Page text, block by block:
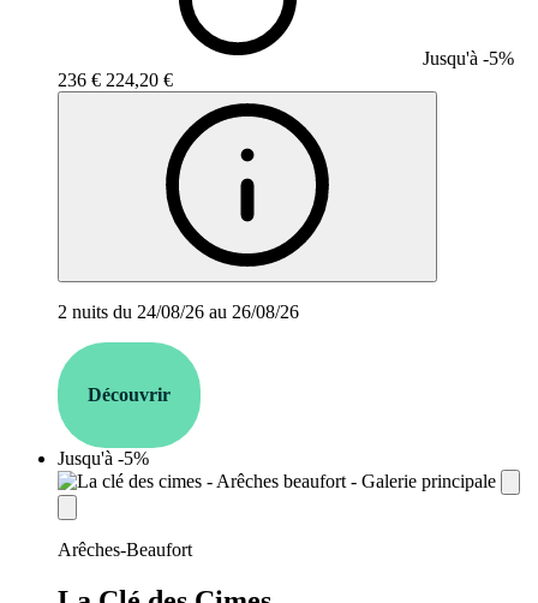
Jusqu'à -5%
236 € 224,20 €
2 nuits du 24/08/26 au 26/08/26
Découvrir
Jusqu'à -5%
establishment.station_label:
Arêches-Beaufort